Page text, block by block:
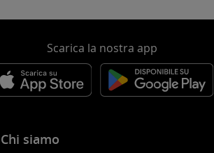
Scarica la nostra app
Chi siamo